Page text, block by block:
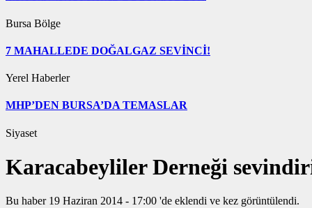
Bursa Bölge
7 MAHALLEDE DOĞALGAZ SEVİNCİ!
Yerel Haberler
MHP’DEN BURSA’DA TEMASLAR
Siyaset
Karacabeyliler Derneği
Bu haber 19 Haziran 2014 - 17:00 'de eklendi ve kez görüntülendi.